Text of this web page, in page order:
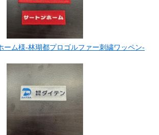
ーム様-林瑚都プロゴルファー刺繍ワッペン-